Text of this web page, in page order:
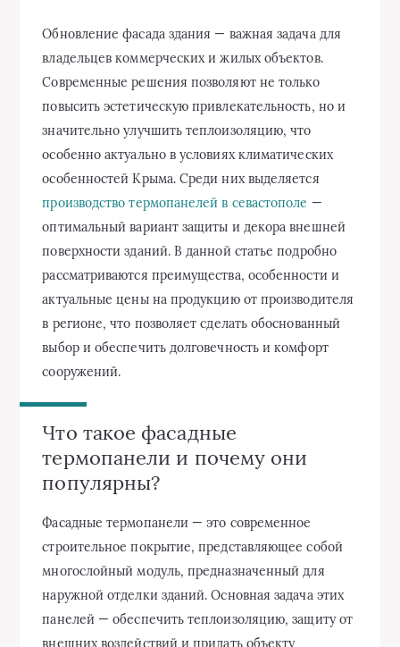
Обновление фасада здания — важная задача для
владельцев коммерческих и жилых объектов.
Современные решения позволяют не только
повысить эстетическую привлекательность, но и
значительно улучшить теплоизоляцию, что
особенно актуально в условиях климатических
особенностей Крыма. Среди них выделяется
производство термопанелей в севастополе —
оптимальный вариант защиты и декора внешней
поверхности зданий. В данной статье подробно
рассматриваются преимущества, особенности и
актуальные цены на продукцию от производителя
в регионе, что позволяет сделать обоснованный
выбор и обеспечить долговечность и комфорт
сооружений.
Что такое фасадные
термопанели и почему они
популярны?
Фасадные термопанели — это современное
строительное покрытие, представляющее собой
многослойный модуль, предназначенный для
наружной отделки зданий. Основная задача этих
панелей — обеспечить теплоизоляцию, защиту от